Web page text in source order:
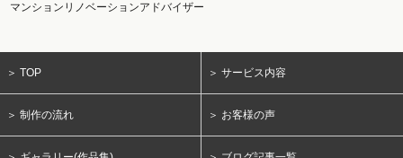
マンションリノベーションアドバイザー
＞ TOP ＞ サービス内容
＞ 制作の流れ ＞ お客様の声